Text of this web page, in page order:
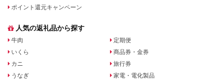
ポイント還元キャンペーン
人気の返礼品から探す
牛肉
いくら
カニ
うなぎ
定期便
商品券・金券
旅行券
家電・電化製品